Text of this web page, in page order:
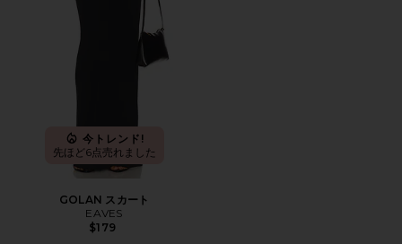
今トレンド!
先ほど6点売れました
GOLAN スカート
EAVES
$179